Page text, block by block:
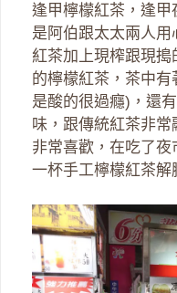
逢甲檸檬紅茶，逢甲
是阿伯跟太太兩人
紅茶加上現榨跟現
的檸檬紅茶，茶中
是酸的很過癮)，還
味，跟傳統紅茶非
非常喜歡，在吃了
一杯手工檸檬紅茶解